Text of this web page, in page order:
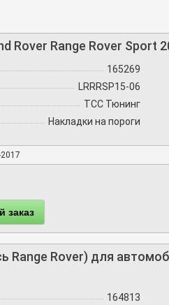
Rover Range Rover Sport
165269
LRRRSP15-06
TCC Тюнинг
Накладки на пороги
2017
заказ
Rover) для
164813